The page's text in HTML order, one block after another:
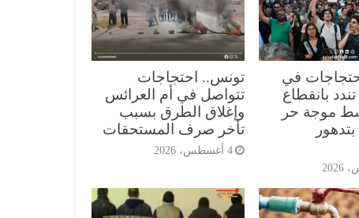
في
تندد بانقطاع
موجة حر
تونس.. احتجاجات
تتواصل في أم العرائس
وإغلاق الطرق بسبب
تأخر صرف المستحقات
4 أغسطس، 2026